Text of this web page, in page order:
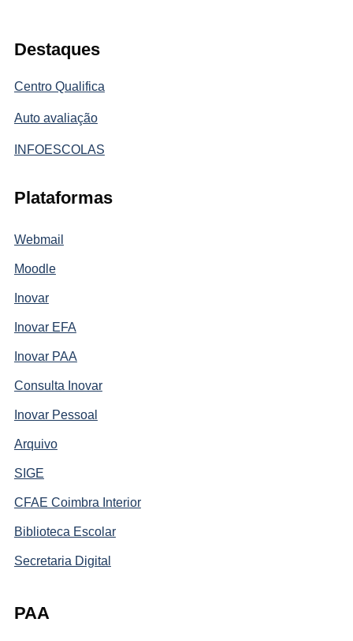
Destaques
Centro Qualifica
Auto avaliação
INFOESCOLAS
Plataformas
Webmail
Moodle
Inovar
Inovar EFA
Inovar PAA
Consulta Inovar
Inovar Pessoal
Arquivo
SIGE
CFAE Coimbra Interior
Biblioteca Escolar
Secretaria Digital
PAA